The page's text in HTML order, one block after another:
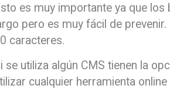
es muy importante ya que
pero es muy fácil de
caracteres.
se utiliza algún CMS tienen la
cualquier herramienta